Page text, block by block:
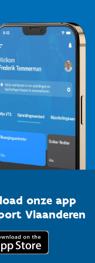
onze app
Vlaanderen